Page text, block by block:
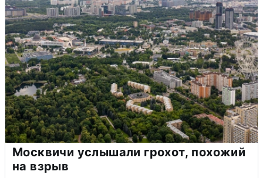
Москвичи услышали грохот, похожий
на взрыв